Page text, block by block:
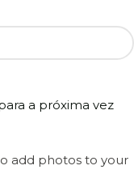
a próxima vez
add photos to your